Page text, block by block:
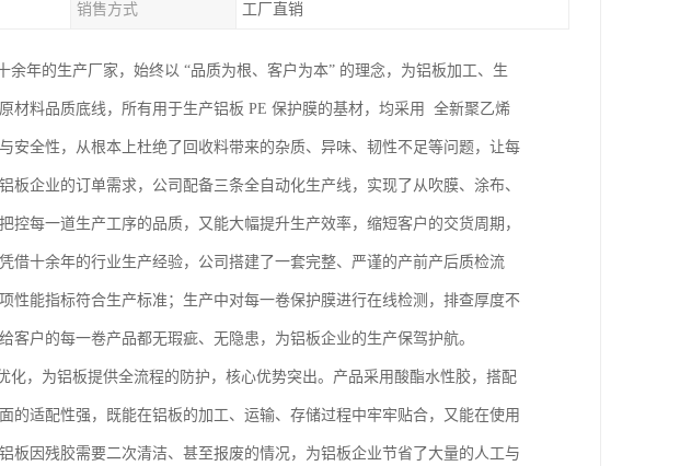
销售方式 工厂直销
年的生产厂家，始终以 “品质为根、客户为本” 的理念，为铝板加工、生
材料品质底线，所有用于生产铝板 PE 保护膜的基材，均采用 全新聚乙烯
安全性，从根本上杜绝了回收料带来的杂质、异味、韧性不足等问题，让每
企业的订单需求，公司配备三条全自动化生产线，实现了从吹膜、涂布、
每一道生产工序的品质，又能大幅提升生产效率，缩短客户的交货周期，
借十余年的行业生产经验，公司搭建了一套完整、严谨的产前产后质检流
性能指标符合生产标准；生产中对每一卷保护膜进行在线检测，排查厚度不
户的每一卷产品都无瑕疵、无隐患，为铝板企业的生产保驾护航。
，为铝板提供全流程的防护，核心优势突出。产品采用酸酯水性胶，搭配
的适配性强，既能在铝板的加工、运输、存储过程中牢牢贴合，又能在使用
板因残胶需要二次清洁、甚至报废的情况，为铝板企业节省了大量的人工与